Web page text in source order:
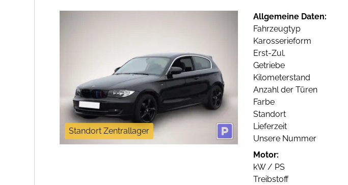
Standort Zentrallager
Allgemeine Daten:
Fahrzeugtyp
Karosserieform
Erst-Zul.
Getriebe
Kilometerstand
Anzahl der Türen
Farbe
Standort
Lieferzeit
Unsere Nummer
Motor:
kW / PS
Treibstoff